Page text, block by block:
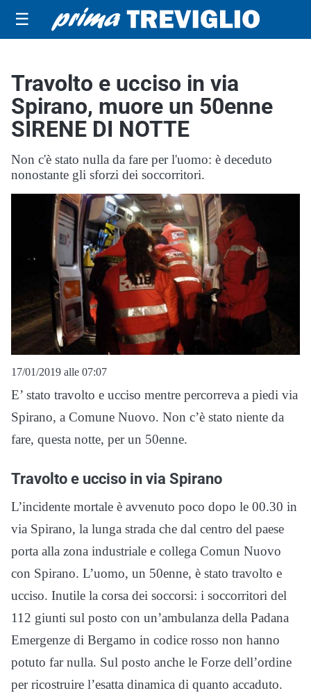
☰
Travolto e ucciso in via
Spirano, muore un 50enne
SIRENE DI NOTTE
Non c'è stato nulla da fare per l'uomo: è deceduto
nonostante gli sforzi dei soccorritori.
17/01/2019 alle 07:07
E’ stato travolto e ucciso mentre percorreva a piedi via
Spirano, a Comune Nuovo. Non c’è stato niente da
fare, questa notte, per un 50enne.
Travolto e ucciso in via Spirano
L’incidente mortale è avvenuto poco dopo le 00.30 in
via Spirano, la lunga strada che dal centro del paese
porta alla zona industriale e collega Comun Nuovo
con Spirano. L’uomo, un 50enne, è stato travolto e
ucciso. Inutile la corsa dei soccorsi: i soccorritori del
112 giunti sul posto con un’ambulanza della Padana
Emergenze di Bergamo in codice rosso non hanno
potuto far nulla. Sul posto anche le Forze dell’ordine
per ricostruire l’esatta dinamica di quanto accaduto.